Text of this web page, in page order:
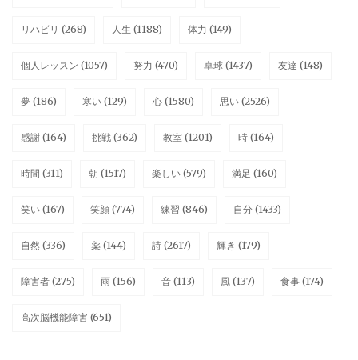
リハビリ (268) 人生 (1188) 体力 (149)
個人レッスン (1057) 努力 (470) 卓球 (1437) 友達 (148)
夢 (186) 寒い (129) 心 (1580) 思い (2526)
感謝 (164) 挑戦 (362) 教室 (1201) 時 (164)
時間 (311) 朝 (1517) 楽しい (579) 満足 (160)
笑い (167) 笑顔 (774) 練習 (846) 自分 (1433)
自然 (336) 薬 (144) 詩 (2617) 輝き (179)
障害者 (275) 雨 (156) 音 (113) 風 (137) 食事 (174)
高次脳機能障害 (651)